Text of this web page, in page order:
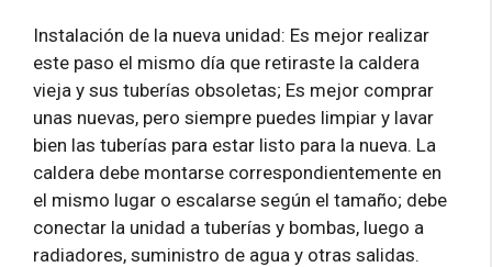
Instalación de la nueva unidad: Es mejor realizar
este paso el mismo día que retiraste la caldera
vieja y sus tuberías obsoletas; Es mejor comprar
unas nuevas, pero siempre puedes limpiar y lavar
bien las tuberías para estar listo para la nueva. La
caldera debe montarse correspondientemente en
el mismo lugar o escalarse según el tamaño; debe
conectar la unidad a tuberías y bombas, luego a
radiadores, suministro de agua y otras salidas.